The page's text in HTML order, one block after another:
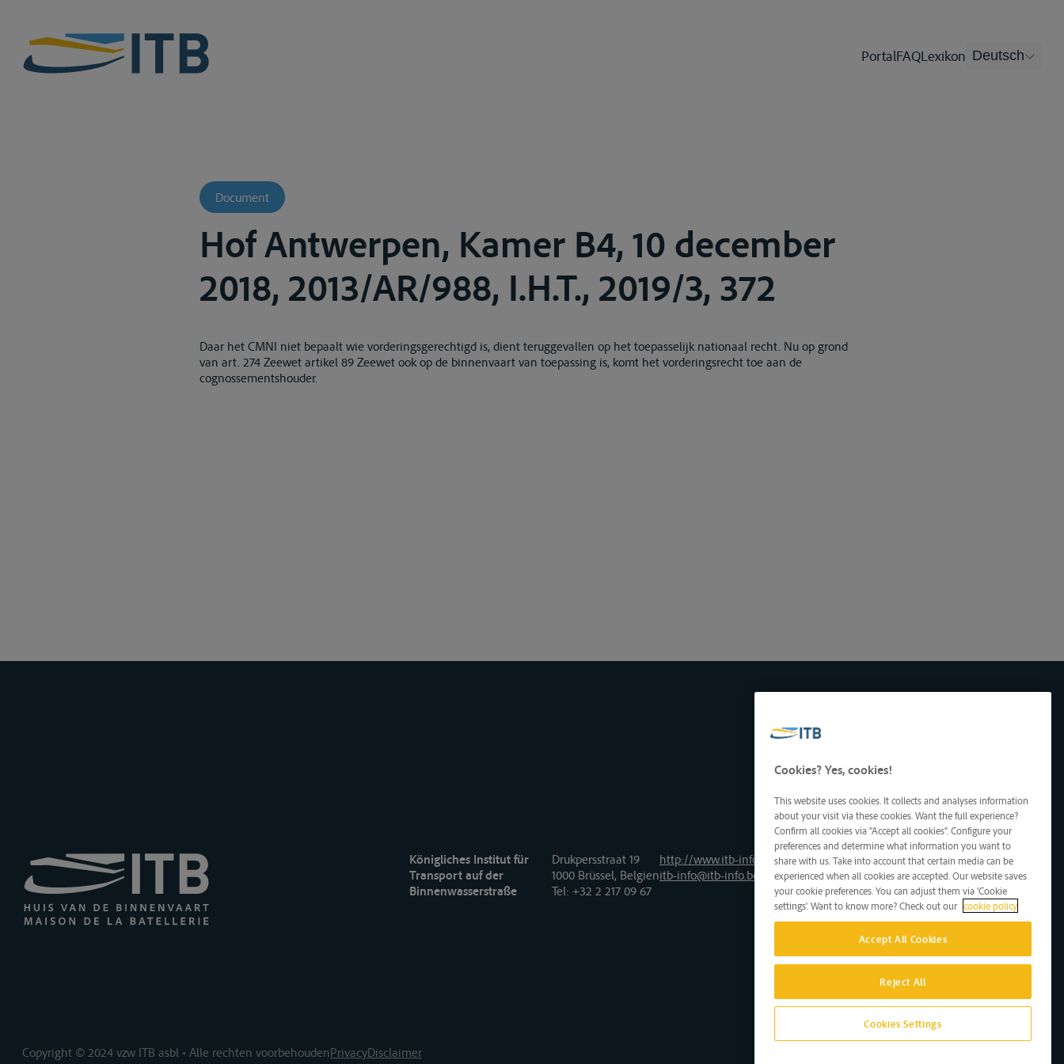
PortalFAQLexikon Deutsch
Document
Hof Antwerpen, Kamer B4, 10 december
2018, 2013/AR/988, I.H.T., 2019/3, 372
Daar het CMNI niet bepaalt wie vorderingsgerechtigd is, dient teruggevallen op het toepasselijk nationaal recht. Nu op grond
van art. 274 Zeewet artikel 89 Zeewet ook op de binnenvaart van toepassing is, komt het vorderingsrecht toe aan de
cognossementshouder.
Königliches Institut für
Transport auf der
Binnenwasserstraße
Drukpersstraat 19
1000 Brüssel, Belgien
Tel: +32 2 217 09 67
http://www.itb-info.be
itb-info@itb-info.be
Copyright © 2024 vzw ITB asbl • Alle rechten voorbehoudenPrivacyDisclaimer
Cookies? Yes, cookies!
This website uses cookies. It collects and analyses information
about your visit via these cookies. Want the full experience?
Confirm all cookies via "Accept all cookies". Configure your
preferences and determine what information you want to
share with us. Take into account that certain media can be
experienced when all cookies are accepted. Our website saves
your cookie preferences. You can adjust them via 'Cookie
settings'. Want to know more? Check out our cookie policy
Accept All Cookies
Reject All
Cookies Settings